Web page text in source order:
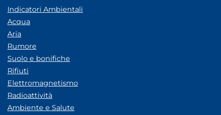
Indicatori Ambientali
Acqua
Aria
Rumore
Suolo e bonifiche
Rifiuti
Elettromagnetismo
Radioattività
Ambiente e Salute